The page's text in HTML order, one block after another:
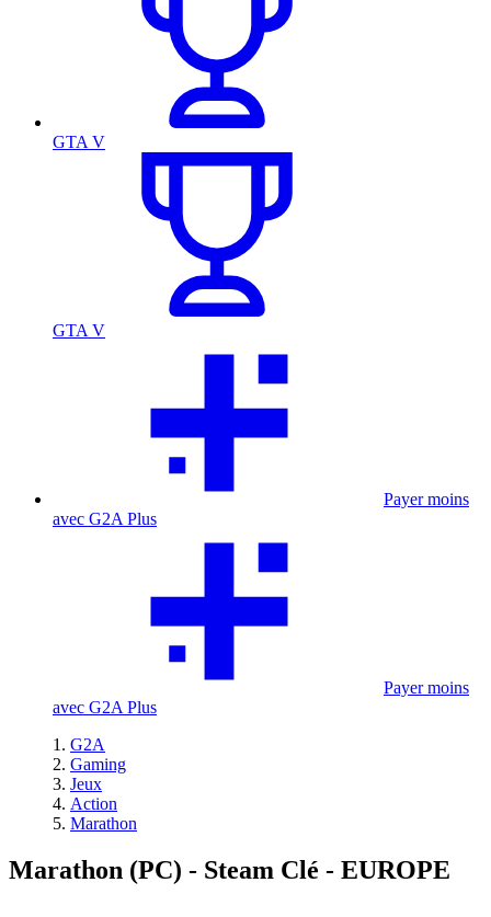
GTA V
GTA V
Payer moins
avec G2A Plus
Payer moins
avec G2A Plus
G2A
Gaming
Jeux
Action
Marathon
Marathon (PC) - Steam Clé - EUROPE